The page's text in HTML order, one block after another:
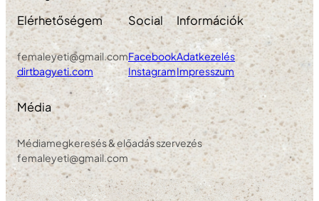
Elérhetőségem
femaleyeti@gmail.com
dirtbagyeti.com
Social
Facebook
Instagram
Információk
Adatkezelés
Impresszum
Média
Médiamegkeresés & előadás szervezés
femaleyeti@gmail.com